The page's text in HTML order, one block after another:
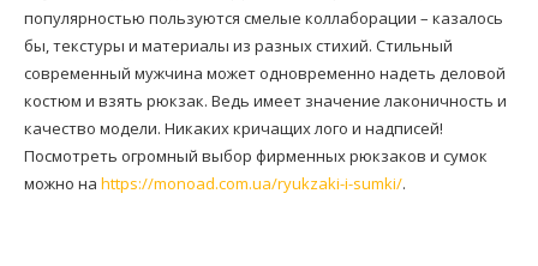
популярностью пользуются смелые коллаборации – казалось
бы, текстуры и материалы из разных стихий. Стильный
современный мужчина может одновременно надеть деловой
костюм и взять рюкзак. Ведь имеет значение лаконичность и
качество модели. Никаких кричащих лого и надписей!
Посмотреть огромный выбор фирменных рюкзаков и сумок
можно на https://monoad.com.ua/ryukzaki-i-sumki/.